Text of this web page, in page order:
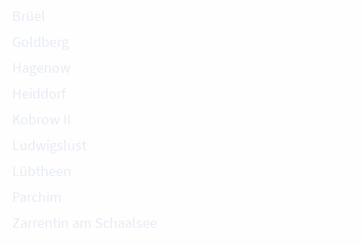
Brüel
Goldberg
Hagenow
Heiddorf
Kobrow II
Ludwigslust
Lübtheen
Parchim
Zarrentin am Schaalsee